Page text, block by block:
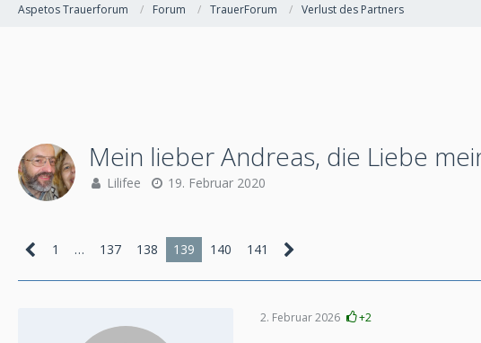
Aspetos Trauerforum Forum TrauerForum Verlust des Partners
Mein lieber Andreas, die Liebe
Lilifee 19. Februar 2020
1 … 137 138 139 140 141
2. Februar 2026 +2